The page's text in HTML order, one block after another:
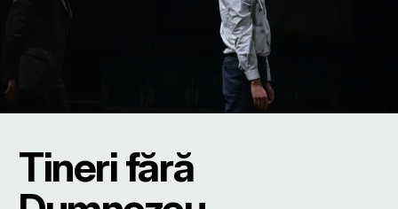
Tineri fără